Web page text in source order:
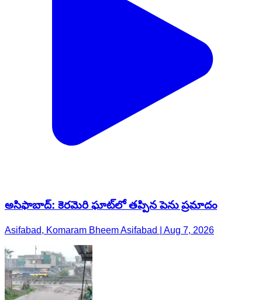
అసిఫాబాద్: కెరమెరి ఘాట్‌లో తప్పిన పెను ప్రమాదం
Asifabad, Komaram Bheem Asifabad | Aug 7, 2026